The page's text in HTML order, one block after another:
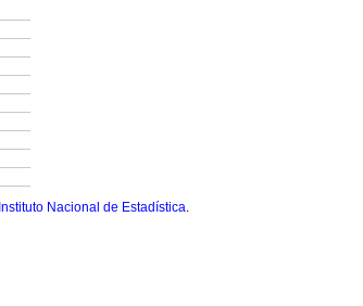
Instituto Nacional de Estadística.